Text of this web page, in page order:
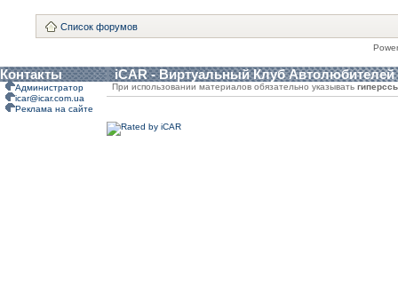
Список форумов
Контакты iCAR - Виртуальный Клуб Автолюбителей
Администратор
icar@icar.com.ua
Реклама на сайте
При использовании материалов обязательно указывать